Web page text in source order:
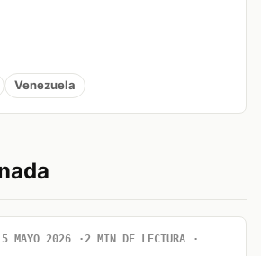
Venezuela
5 MAYO 2026 2 MIN DE LECTURA